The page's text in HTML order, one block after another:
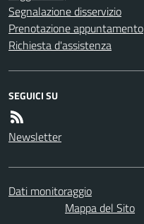
Segnalazione disservizio
Prenotazione appuntamento
Richiesta d'assistenza
SEGUICI SU
Newsletter
Dati monitoraggio
Mappa del Sito